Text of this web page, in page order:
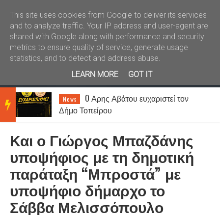
Καλώς ήλθατε Kral News
BRE
AKIN
NEW
News
O Αρης Αβάτου ευχαριστεί τον
Δήμο Τοπείρου
Και ο Γιώργος Μπαζδάνης
υποψήφιος με τη δημοτική
παράταξη “Μπροστά” με
υποψήφιο δήμαρχο το
Σάββα Μελισσόπουλο
This site uses cookies from Google to deliver its services
and to analyze traffic. Your IP address and user-agent are
shared with Google along with performance and security
metrics to ensure quality of service, generate usage
statistics, and to detect and address abuse.
LEARN MORE
GOT IT